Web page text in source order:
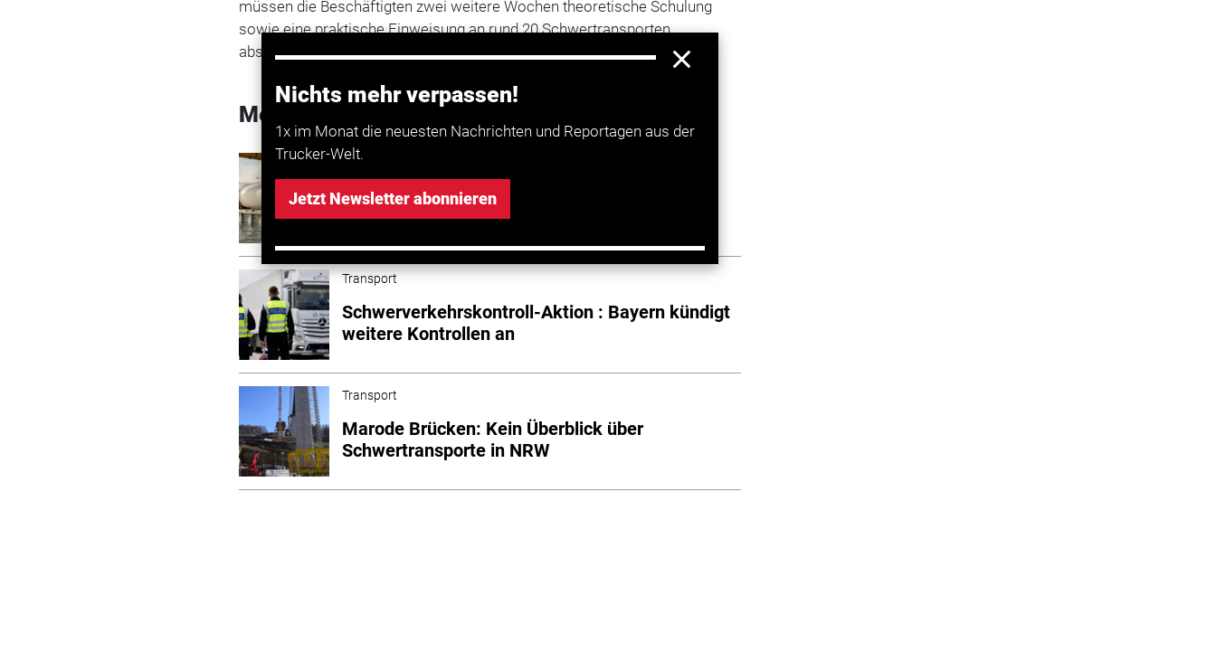
Nichts mehr verpassen!
1x im Monat die neuesten Nachrichten und Reportagen aus der
Trucker-Welt.
Jetzt Newsletter abonnieren
müssen die Beschäftigten zwei weitere Wochen theoretische Schulung
sowie eine praktische Einweisung an rund 20 Schwertransporten
absolvieren.
Mehr zum Thema entdecken
Transport
Schleswig-Holstein: Entlastung bei
Schwerlasttransporten gefordert
Transport
Schwerverkehrskontroll-Aktion : Bayern kündigt
weitere Kontrollen an
Transport
Marode Brücken: Kein Überblick über
Schwertransporte in NRW